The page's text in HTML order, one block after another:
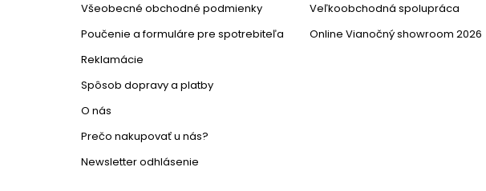
Všeobecné obchodné podmienky
Poučenie a formuláre pre spotrebiteľa
Reklamácie
Spôsob dopravy a platby
O nás
Prečo nakupovať u nás?
Newsletter odhlásenie
Veľkoobchodná spolupráca
Online Vianočný showroom 2026